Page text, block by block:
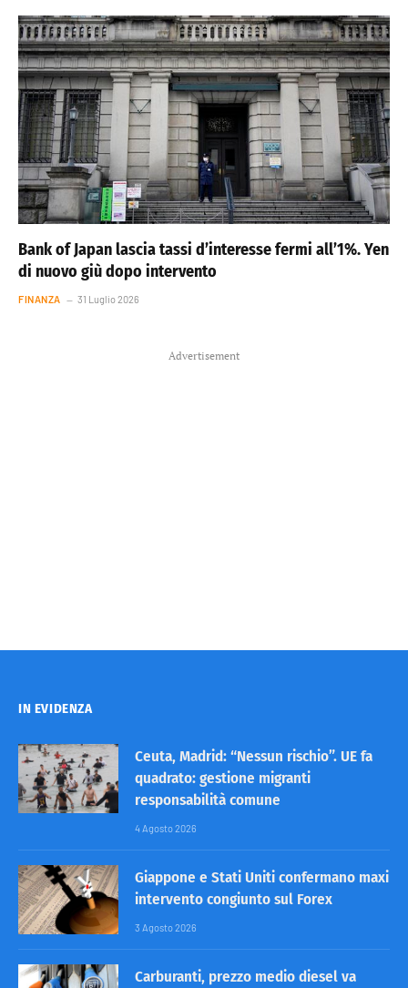
Bank of Japan lascia tassi d’interesse fermi all’1%. Yen
di nuovo giù dopo intervento
FINANZA 31 Luglio 2026
Advertisement
IN EVIDENZA
Ceuta, Madrid: “Nessun rischio”. UE fa
quadrato: gestione migranti
responsabilità comune
4 Agosto 2026
Giappone e Stati Uniti confermano maxi
intervento congiunto sul Forex
3 Agosto 2026
Carburanti, prezzo medio diesel va